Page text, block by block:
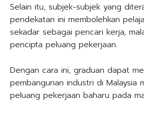
Selain itu, subjek-subjek yang
pendekatan ini membolehkan
sekadar sebagai pencari kerja,
pencipta peluang pekerjaan.
Dengan cara ini, graduan dapat
pembangunan industri di Malaysia
peluang pekerjaan baharu pada